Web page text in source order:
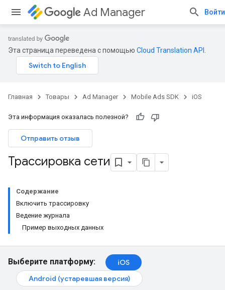
Ad Manager Войти
Эта страница переведена с помощью Cloud Translation API
Главная Товары Ad Manager Mobile Ads SDK iOS
Эта информация оказалась полезной?
Отправить отзыв
Трассировка сети
Содержание
Включить трассировку
Ведение журнала
Пример выходных данных
Выберите платформу:
iOS
Android (устаревшая версия)